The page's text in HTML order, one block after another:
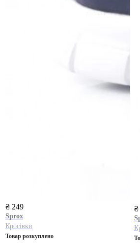
₴ 249
Sprox
Кросівки
Товар розкуплено
₴